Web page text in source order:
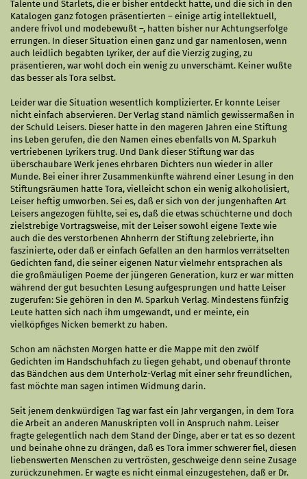
Talente und Starlets, die er bisher entdeckt hatte, und die sich in den
Katalogen ganz fotogen präsentierten – einige artig intellektuell,
andere frivol und modebewußt –, hatten bisher nur Achtungserfolge
errungen. In dieser Situation einen ganz und gar namenlosen, wenn
auch leidlich begabten Lyriker, der auf die Vierzig zuging, zu
präsentieren, war wohl doch ein wenig zu unverschämt. Keiner wußte
das besser als Tora selbst.
Leider war die Situation wesentlich komplizierter. Er konnte Leiser
nicht einfach abservieren. Der Verlag stand nämlich gewissermaßen in
der Schuld Leisers. Dieser hatte in den mageren Jahren eine Stiftung
ins Leben gerufen, die den Namen eines ebenfalls von M. Sparkuh
vertriebenen Lyrikers trug. Und Dank dieser Stiftung war das
überschaubare Werk jenes ehrbaren Dichters nun wieder in aller
Munde. Bei einer ihrer Zusammenkünfte während einer Lesung in den
Stiftungsräumen hatte Tora, vielleicht schon ein wenig alkoholisiert,
Leiser heftig umworben. Sei es, daß er sich von der jungenhaften Art
Leisers angezogen fühlte, sei es, daß die etwas schüchterne und doch
zielstrebige Vortragsweise, mit der Leiser sowohl eigene Texte wie
auch die des verstorbenen Ahnherrn der Stiftung zelebrierte, ihn
faszinierte, oder daß er einfach Gefallen an den harmlos verrätselten
Gedichten fand, die seiner eigenen Natur vielmehr entsprachen als
die großmäuligen Poeme der jüngeren Generation, kurz er war mitten
während der gut besuchten Lesung aufgesprungen und hatte Leiser
zugerufen: Sie gehören in den M. Sparkuh Verlag. Mindestens fünfzig
Leute hatten sich nach ihm umgewandt, und er meinte, ein
vielköpfiges Nicken bemerkt zu haben.
Schon am nächsten Morgen hatte er die Mappe mit den zwölf
Gedichten im Handschuhfach zu liegen gehabt, und obenauf thronte
das Bändchen aus dem Unterholz-Verlag mit einer sehr freundlichen,
fast möchte man sagen intimen Widmung darin.
Seit jenem denkwürdigen Tag war fast ein Jahr vergangen, in dem Tora
die Arbeit an anderen Manuskripten voll in Anspruch nahm. Leiser
fragte gelegentlich nach dem Stand der Dinge, aber er tat es so dezent
und beinahe ohne zu drängen, daß es Tora immer schwerer fiel, diesen
liebenswerten Menschen zu vertrösten, geschweige denn seine Zusage
zurückzunehmen. Er wagte es nicht einmal einzugestehen, daß er Dr.